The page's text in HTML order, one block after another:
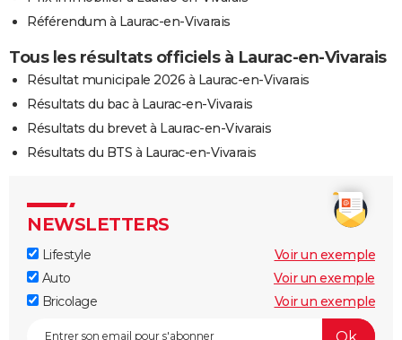
Référendum à Laurac-en-Vivarais
Tous les résultats officiels à Laurac-en-Vivarais
Résultat municipale 2026 à Laurac-en-Vivarais
Résultats du bac à Laurac-en-Vivarais
Résultats du brevet à Laurac-en-Vivarais
Résultats du BTS à Laurac-en-Vivarais
NEWSLETTERS
Lifestyle
Voir un exemple
Auto
Voir un exemple
Bricolage
Voir un exemple